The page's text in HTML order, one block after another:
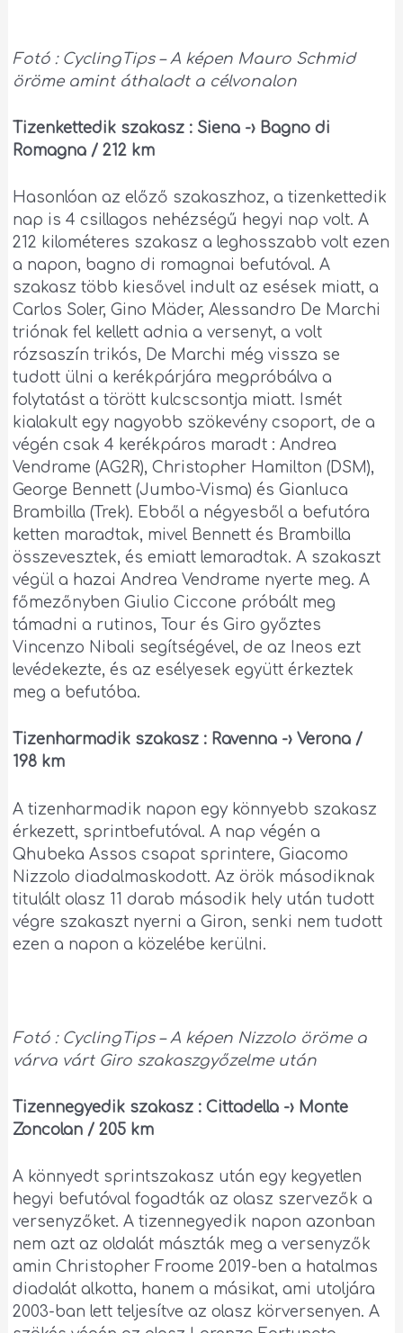
Fotó : CyclingTips – A képen Mauro Schmid
öröme amint áthaladt a célvonalon
Tizenkettedik szakasz : Siena -› Bagno di
Romagna / 212 km
Hasonlóan az előző szakaszhoz, a tizenkettedik
nap is 4 csillagos nehézségű hegyi nap volt. A
212 kilométeres szakasz a leghosszabb volt ezen
a napon, bagno di romagnai befutóval. A
szakasz több kiesővel indult az esések miatt, a
Carlos Soler, Gino Mäder, Alessandro De Marchi
triónak fel kellett adnia a versenyt, a volt
rózsaszín trikós, De Marchi még vissza se
tudott ülni a kerékpárjára megpróbálva a
folytatást a törött kulcscsontja miatt. Ismét
kialakult egy nagyobb szökevény csoport, de a
végén csak 4 kerékpáros maradt : Andrea
Vendrame (AG2R), Christopher Hamilton (DSM),
George Bennett (Jumbo-Visma) és Gianluca
Brambilla (Trek). Ebből a négyesből a befutóra
ketten maradtak, mivel Bennett és Brambilla
összevesztek, és emiatt lemaradtak. A szakaszt
végül a hazai Andrea Vendrame nyerte meg. A
főmezőnyben Giulio Ciccone próbált meg
támadni a rutinos, Tour és Giro győztes
Vincenzo Nibali segítségével, de az Ineos ezt
levédekezte, és az esélyesek együtt érkeztek
meg a befutóba.
Tizenharmadik szakasz : Ravenna -› Verona /
198 km
A tizenharmadik napon egy könnyebb szakasz
érkezett, sprintbefutóval. A nap végén a
Qhubeka Assos csapat sprintere, Giacomo
Nizzolo diadalmaskodott. Az örök másodiknak
titulált olasz 11 darab második hely után tudott
végre szakaszt nyerni a Giron, senki nem tudott
ezen a napon a közelébe kerülni.
Fotó : CyclingTips – A képen Nizzolo öröme a
várva várt Giro szakaszgyőzelme után
Tizennegyedik szakasz : Cittadella -› Monte
Zoncolan / 205 km
A könnyedt sprintszakasz után egy kegyetlen
hegyi befutóval fogadták az olasz szervezők a
versenyzőket. A tizennegyedik napon azonban
nem azt az oldalát mászták meg a versenyzők
amin Christopher Froome 2019-ben a hatalmas
diadalát alkotta, hanem a másikat, ami utoljára
2003-ban lett teljesítve az olasz körversenyen. A